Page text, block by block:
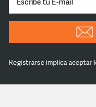
Registrarse implica aceptar